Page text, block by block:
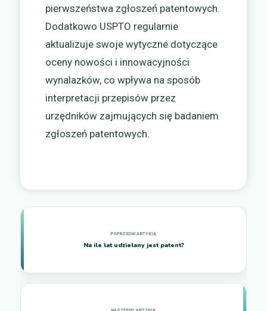
pierwszeństwa zgłoszeń patentowych.
Dodatkowo USPTO regularnie
aktualizuje swoje wytyczne dotyczące
oceny nowości i innowacyjności
wynalazków, co wpływa na sposób
interpretacji przepisów przez
urzędników zajmujących się badaniem
zgłoszeń patentowych.
Na ile lat udzielany jest patent?